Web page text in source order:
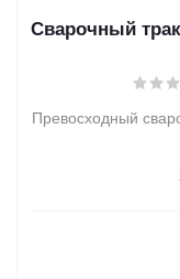
Сварочный
Превосходный